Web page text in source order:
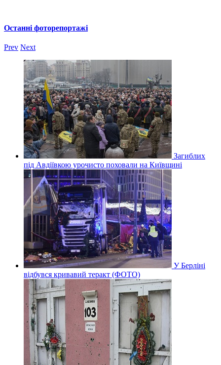
Останні фоторепортажі
Prev Next
Загиблих
під Авдіївкою урочисто поховали на Київщині
У Берліні
відбувся кривавий теракт (ФОТО)